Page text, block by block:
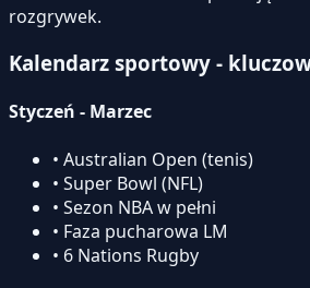
rozgrywek.
Kalendarz sportowy -
Styczeń - Marzec
• Australian Open (tenis)
• Super Bowl (NFL)
• Sezon NBA w pełni
• Faza pucharowa LM
• 6 Nations Rugby